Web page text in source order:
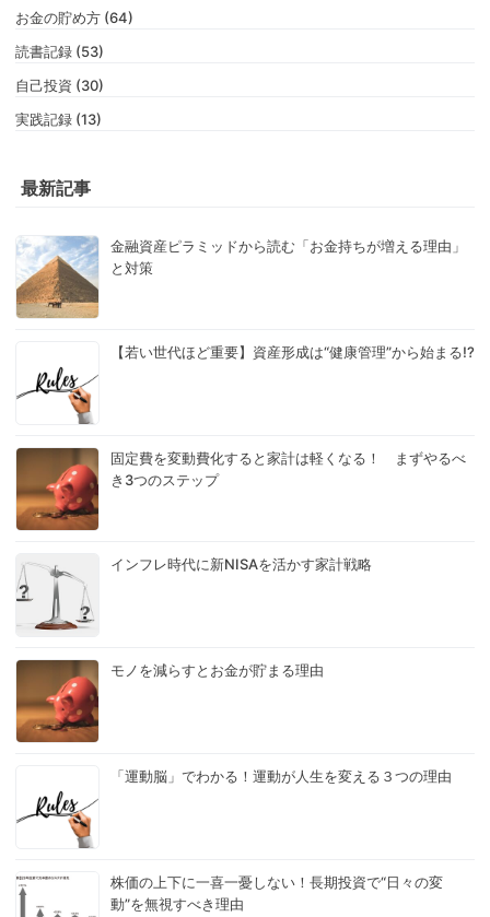
お金の貯め方 (64)
読書記録 (53)
自己投資 (30)
実践記録 (13)
最新記事
金融資産ピラミッドから読む「お金持ちが増える理由」
と対策
【若い世代ほど重要】資産形成は“健康管理”から始まる!?
固定費を変動費化すると家計は軽くなる！ まずやるべ
き3つのステップ
インフレ時代に新NISAを活かす家計戦略
モノを減らすとお金が貯まる理由
「運動脳」でわかる！運動が人生を変える３つの理由
株価の上下に一喜一憂しない！長期投資で“日々の変
動”を無視すべき理由